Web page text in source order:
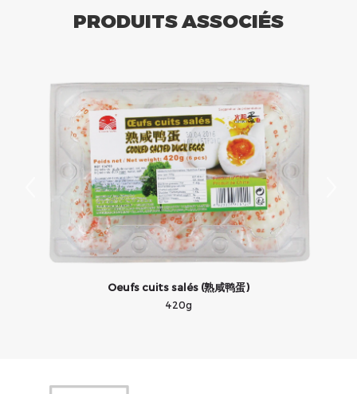
PRODUITS ASSOCIÉS
Oeufs cuits salés (熟咸鸭蛋)
420g